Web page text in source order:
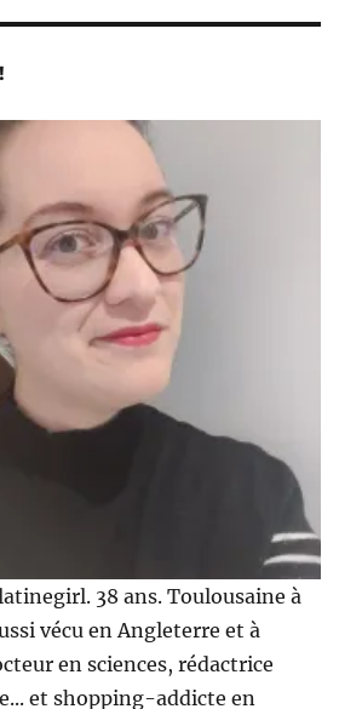
38 ans. Toulousaine à
vécu en Angleterre et à
en sciences, rédactrice
et shopping-addicte en